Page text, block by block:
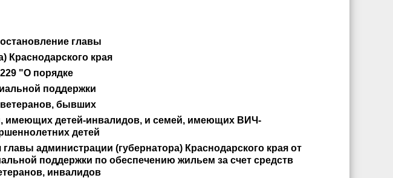
главы
Краснодарского края
229 "О порядке
поддержки
бывших
имеющих детей-инвалидов, и семей, имеющих ВИЧ-
детей
администрации (губернатора) Краснодарского края от
поддержки по обеспечению жильем за счет средств
инвалидов